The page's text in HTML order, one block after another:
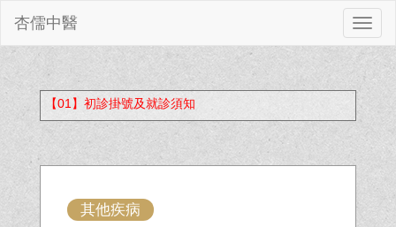
切
換
杏儒中醫
【01】初診掛號及就診須知
其他疾病